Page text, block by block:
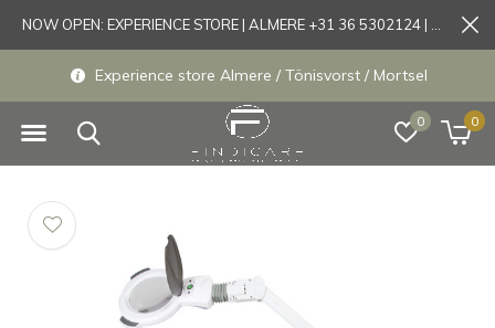
0 0
Experience store Almere / Tönisvorst / Mortsel